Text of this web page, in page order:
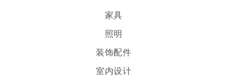
家具
照明
装饰配件
室内设计